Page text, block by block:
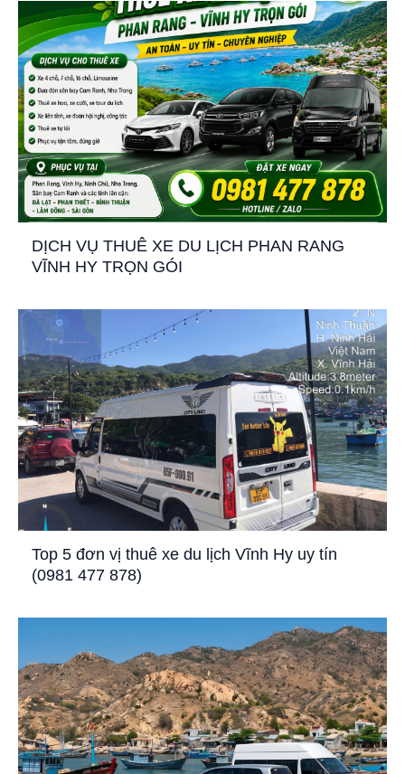
DỊCH VỤ THUÊ XE DU LỊCH PHAN RANG
VĨNH HY TRỌN GÓI
Top 5 đơn vị thuê xe du lịch Vĩnh Hy uy tín
(0981 477 878)